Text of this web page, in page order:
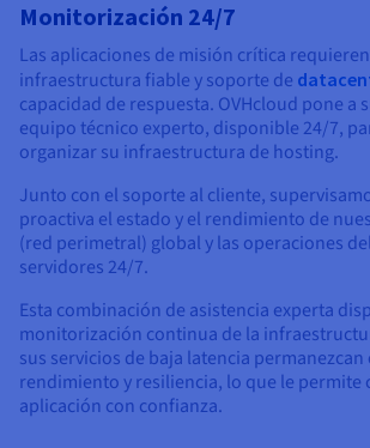
Monitorización 24/7
Las aplicaciones de misión crítica
infraestructura fiable y soporte de
capacidad de respuesta. OVHcloud pone a
equipo técnico experto, disponible 24/7,
organizar su infraestructura de hosting.
Junto con el soporte al cliente,
proactiva el estado y el rendimiento de
(red perimetral) global y las operaciones
servidores 24/7.
Esta combinación de asistencia experta
monitorización continua de la
sus servicios de baja latencia permanezcan
rendimiento y resiliencia, lo que le permite
aplicación con confianza.